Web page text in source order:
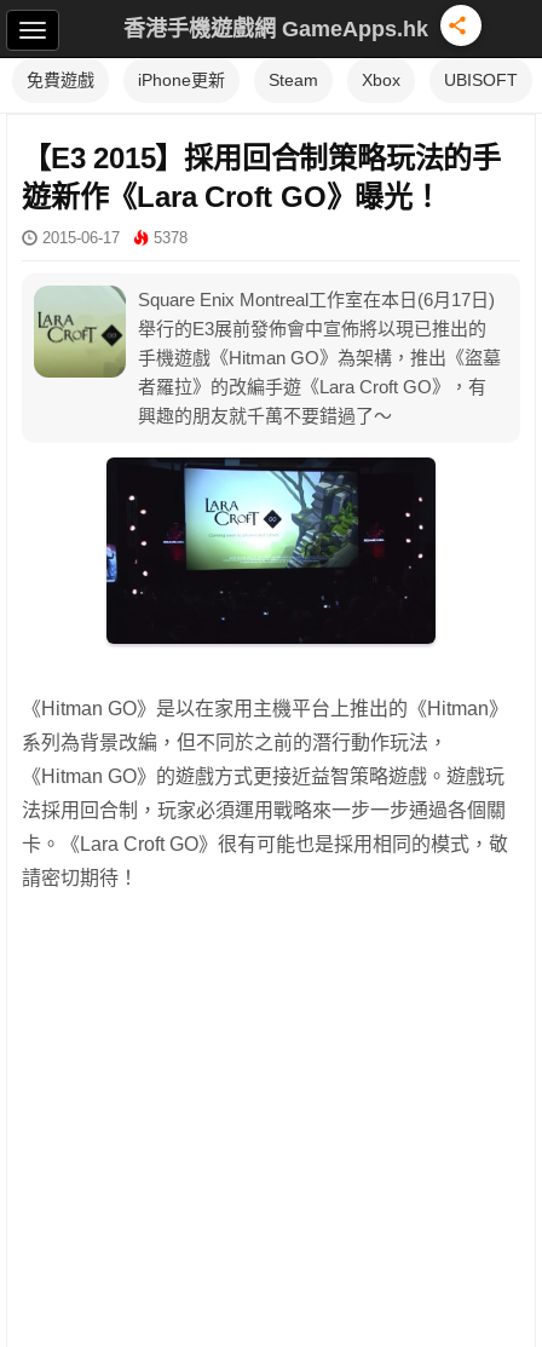
香港手機遊戲網 GameApps.hk
免費遊戲 iPhone更新 Steam Xbox UBISOFT
【E3 2015】採用回合制策略玩法的手
遊新作《Lara Croft GO》曝光！
2015-06-17 5378
Square Enix Montreal工作室在本日(6月17日)
舉行的E3展前發佈會中宣佈將以現已推出的
手機遊戲《Hitman GO》為架構，推出《盜墓
者羅拉》的改編手遊《Lara Croft GO》，有
興趣的朋友就千萬不要錯過了～
《Hitman GO》是以在家用主機平台上推出的《Hitman》
系列為背景改編，但不同於之前的潛行動作玩法，
《Hitman GO》的遊戲方式更接近益智策略遊戲。遊戲玩
法採用回合制，玩家必須運用戰略來一步一步通過各個關
卡。《Lara Croft GO》很有可能也是採用相同的模式，敬
請密切期待！